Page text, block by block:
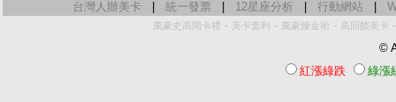
台灣人辦美卡| 統一發票 12星座分析 行動網站
萬豪史高開卡禮 - 美卡套利 - 萬豪煉金術 - 高回饋美卡
©
紅漲綠跌
綠漲